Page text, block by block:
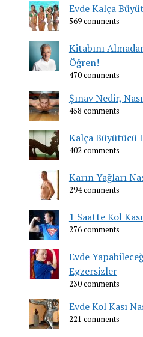
Evde Kalça
569 comments
Kitabını
Öğren!
470 comments
Şınav Nedir,
458 comments
Kalça Büyütücü
402 comments
Karın Yağları
294 comments
1 Saatte Kol Kası
276 comments
Evde
Egzersizler
230 comments
Evde Kol Kası
221 comments